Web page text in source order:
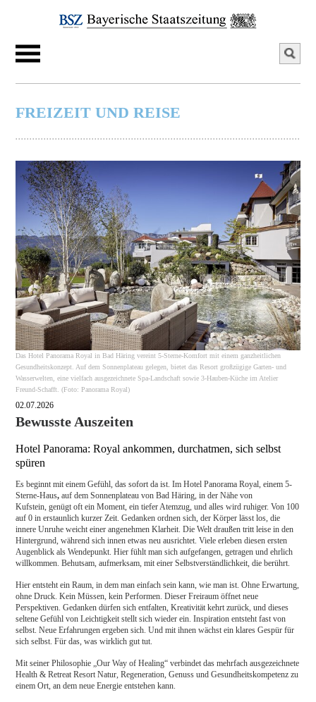
FREIZEIT UND REISE
Das Hotel Panorama Royal in Bad Häring vereint 5-Sterne-Komfort mit einem ganzheitlichen
Gesundheitskonzept. Auf dem Sonnenplateau gelegen, bietet das Resort großzügige Garten- und
Wasserwelten, eine vielfach ausgezeichnete Spa-Landschaft sowie 3-Hauben-Küche im Atelier
Freund-Schafft. (Foto: Panorama Royal)
02.07.2026
Bewusste Auszeiten
Hotel Panorama: Royal ankommen, durchatmen, sich selbst
spüren
Es beginnt mit einem Gefühl, das sofort da ist. Im Hotel Panorama Royal, einem 5-
Sterne-Haus,auf dem Sonnenplateau von Bad Häring, in der Nähe von
Kufstein, genügt oft ein Moment, ein tiefer Atemzug, und alles wird ruhiger. Von 100
auf 0 in erstaunlich kurzer Zeit. Gedanken ordnen sich, der Körper lässt los, die
innere Unruhe weicht einer angenehmen Klarheit. Die Welt draußen tritt leise in den
Hintergrund, während sich innen etwas neu ausrichtet. Viele erleben diesen ersten
Augenblick als Wendepunkt. Hier fühlt man sich aufgefangen, getragen und ehrlich
willkommen. Behutsam, aufmerksam, mit einer Selbstverständlichkeit, die berührt.
Hier entsteht ein Raum, in dem man einfach sein kann, wie man ist. Ohne Erwartung,
ohne Druck. Kein Müssen, kein Performen. Dieser Freiraum öffnet neue
Perspektiven. Gedanken dürfen sich entfalten, Kreativität kehrt zurück, und dieses
seltene Gefühl von Leichtigkeit stellt sich wieder ein. Inspiration entsteht fast von
selbst. Neue Erfahrungen ergeben sich. Und mit ihnen wächst ein klares Gespür für
sich selbst. Für das, was wirklich gut tut.
Mit seiner Philosophie „Our Way of Healing“ verbindet das mehrfach ausgezeichnete
Health & Retreat Resort Natur, Regeneration, Genuss und Gesundheitskompetenz zu
einem Ort, an dem neue Energie entstehen kann.